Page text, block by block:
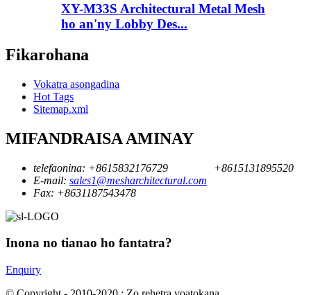
XY-M33S Architectural Metal Mesh
ho an'ny Lobby Des...
Fikarohana
Vokatra asongadina
Hot Tags
Sitemap.xml
MIFANDRAISA AMINAY
telefaonina: +8615832176729
+8615131895520
E-mail: sales1@mesharchitectural.com
Fax: +8631187543478
Inona no tianao ho fantatra?
Enquiry